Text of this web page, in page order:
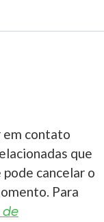
em contato
que
cancelar o
Para